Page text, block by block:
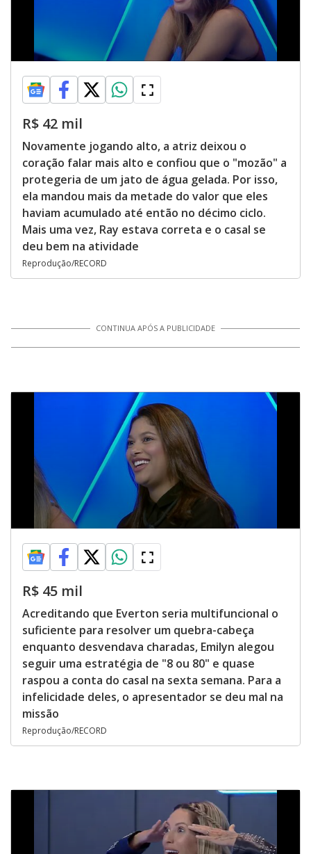
R$ 42 mil
Novamente jogando alto, a atriz deixou o
coração falar mais alto e confiou que o "mozão" a
protegeria de um jato de água gelada. Por isso,
ela mandou mais da metade do valor que eles
haviam acumulado até então no décimo ciclo.
Mais uma vez, Ray estava correta e o casal se
deu bem na atividade
Reprodução/RECORD
CONTINUA APÓS A PUBLICIDADE
R$ 45 mil
Acreditando que Everton seria multifuncional o
suficiente para resolver um quebra-cabeça
enquanto desvendava charadas, Emilyn alegou
seguir uma estratégia de "8 ou 80" e quase
raspou a conta do casal na sexta semana. Para a
infelicidade deles, o apresentador se deu mal na
missão
Reprodução/RECORD